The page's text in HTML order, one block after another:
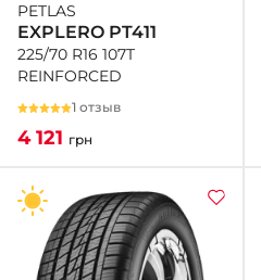
PETLAS
EXPLERO PT411
225/70 R16 107T
REINFORCED
1 отзыв
4 121 грн